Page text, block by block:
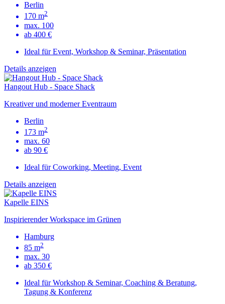
Berlin
170 m2
max. 100
ab 400 €
Ideal für Event, Workshop & Seminar, Präsentation
Details anzeigen
Hangout Hub - Space Shack
Kreativer und moderner Eventraum
Berlin
173 m2
max. 60
ab 90 €
Ideal für Coworking, Meeting, Event
Details anzeigen
Kapelle EINS
Inspirierender Workspace im Grünen
Hamburg
85 m2
max. 30
ab 350 €
Ideal für Workshop & Seminar, Coaching & Beratung,
Tagung & Konferenz